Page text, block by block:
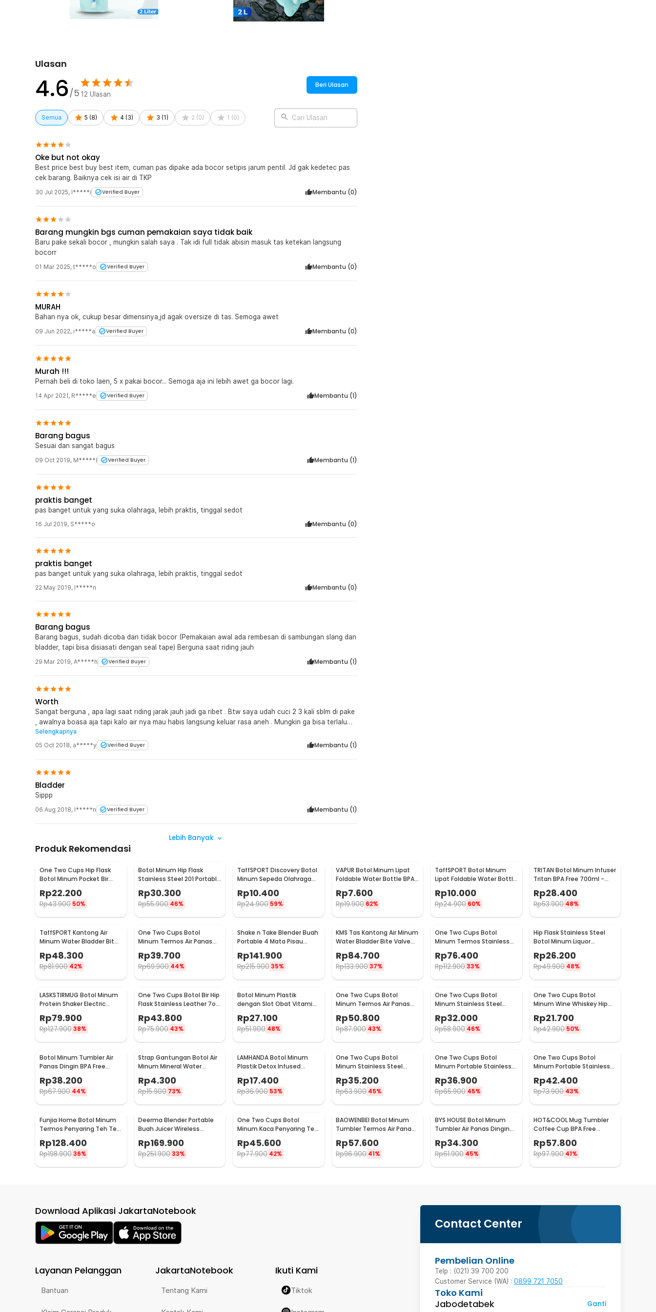
Kelengkapan Produk
Ulasan
4.6/5 12 Ulasan
Beri Ulasan
Semua 5 (8) 4 (3) 3 (1 ) 2 (0) 1 (0) Cari Ulasan
Oke but not okay
Best price best buy best item, cuman pas dipake ada bocor setipis jarum pentil. Jd gak kedetec pas
cek barang. Baiknya cek isi air di TKP
30 Jul 2025, I*****i Verified Buyer Membantu (0)
Barang mungkin bgs cuman pemakaian saya tidak baik
Baru pake sekali bocor , mungkin salah saya . Tak idi full tidak abisin masuk tas ketekan langsung
bocorr
01 Mar 2025, t*****o Verified Buyer Membantu (0)
MURAH
Bahan nya ok, cukup besar dimensinya,jd agak oversize di tas. Semoga awet
09 Jun 2022, i*****a Verified Buyer Membantu (0)
Murah !!!
Pernah beli di toko laen, 5 x pakai bocor... Semoga aja ini lebih awet ga bocor lagi.
14 Apr 2021, R*****e Verified Buyer Membantu (1)
Barang bagus
Sesuai dan sangat bagus
09 Oct 2019, M*****l Verified Buyer Membantu (1)
praktis banget
pas banget untuk yang suka olahraga, lebih praktis, tinggal sedot
16 Jul 2019, S*****o Membantu (0)
praktis banget
pas banget untuk yang suka olahraga, lebih praktis, tinggal sedot
22 May 2019, l*****n Membantu (0)
Barang bagus
Barang bagus, sudah dicoba dan tidak bocor (Pemakaian awal ada rembesan di sambungan slang dan
bladder, tapi bisa disiasati dengan seal tape) Berguna saat riding jauh
29 Mar 2019, A*****h Verified Buyer Membantu (1)
Worth
Sangat berguna , apa lagi saat riding jarak jauh jadi ga ribet . Btw saya udah cuci 2 3 kali sblm di pake
, awalnya boasa aja tapi kalo air nya mau habis langsung keluar rasa aneh . Mungkin ga bisa terlalu
lama juga di dalemnya ..
Selengkapnya
05 Oct 2018, a*****y Verified Buyer Membantu (1)
Bladder
Sippp
06 Aug 2018, I*****n Verified Buyer Membantu (1)
Lebih Banyak
Produk Rekomendasi
One Two Cups Hip Flask
Botol Minum Pocket Bir
Stainless Steel 201 8oz -
MS351
Rp22.200
Rp43.900 50%
Botol Minum Hip Flask
Stainless Steel 201 Portable
Round Shape 150ml - B-5
Rp30.300
Rp55.900 46%
TaffSPORT Discovery Botol
Minum Sepeda Olahraga
HDPE Dust Cover 650ml -
3026
Rp10.400
Rp24.900 59%
VAPUR Botol Minum Lipat
Foldable Water Bottle BPA
Free Karabiner 500ml - V5
Rp7.600
Rp19.900 62%
TaffSPORT Botol Minum
Lipat Foldable Water Bottle
BPA Free 700ml - S29
Rp10.000
Rp24.900 60%
TRITAN Botol Minum Infuser
Tritan BPA Free 700ml -
HS668
Rp28.400
Rp53.900 48%
TaffSPORT Kantong Air
Minum Water Bladder Bit
Valve Hydration Bag 2L -
SD16
Rp48.300
Rp81.900 42%
One Two Cups Botol
Minum Termos Air Panas
Dingin Stainless Steel
260ml - AQW575
Rp39.700
Rp69.900 44%
Shake n Take Blender Buah
Portable 4 Mata Pisau
500ml - VT-04
Rp141.900
Rp215.900 35%
KMS Tas Kantong Air Minum
Water Bladder Bite Valve
Hydration Bag 3L - BL018
Rp84.700
Rp133.90037%
One Two Cups Botol
Minum Termos Stainless
Steel BPA Free 400ml -
K623
Rp76.400
Rp112.900 33%
Hip Flask Stainless Steel
Botol Minum Liquor
Whiskey Vintage 7oz Jack
Daniel - H-7
Rp26.200
Rp49.900 48%
LASKSTIRMUG Botol Minum
Protein Shaker Electric
Bottle BPA Free 480ml -
1505
Rp79.900
Rp127.900 38%
One Two Cups Botol Bir Hip
Flask Stainless Leather 7oz
with Shot Glass
Rp43.800
Rp75.900 43%
Botol Minum Plastik
dengan Slot Obat Vitamin
BPA Free 600ml - 830
Rp27.100
Rp51.900 48%
One Two Cups Botol
Minum Termos Air Panas
Dingin with Cup Head
500ml - SUS304
Rp50.800
Rp87.900 43%
One Two Cups Botol
Minum Stainless Steel
Portable with Carabiner
750ml - GBD
Rp32.000
Rp58.900 46%
One Two Cups Botol
Minum Wine Whiskey Hip
Flask 7oz - F0212
Rp21.700
Rp42.900 50%
Botol Minum Tumbler Air
Panas Dingin BPA Free
Stainless Steel 350ml - HS-
6983
Rp38.200
Rp67.900 44%
Strap Gantungan Botol Air
Minum Mineral Water
Bottle Belt Hanger - 3330
Rp4.300
Rp15.900 73%
LAMHANDA Botol Minum
Plastik Detox Infused
Water Bottle BPA Free 1L -
QWF236
Rp17.400
Rp36.900 53%
One Two Cups Botol
Minum Stainless Steel
Water Bottle 300ml -
YM006
Rp35.200
Rp63.900 45%
One Two Cups Botol
Minum Portable Stainless
Steel 750ml - YM006
Rp36.900
Rp65.900 45%
One Two Cups Botol
Minum Portable Stainless
Steel 500ml - YM006
Rp42.400
Rp73.900 43%
Funjia Home Botol Minum
Termos Penyaring Teh Tea
Infuser 520ml
Rp128.400
Rp198.900 36%
Deerma Blender Portable
Buah Juicer Wireless
1500mAh 400ml - DEM-
NU05
Rp169.900
Rp251.90033%
One Two Cups Botol
Minum Kaca Penyaring Teh
Double Wall 230ml - X9001
Rp45.600
Rp77.900 42%
BAOWENBEI Botol Minum
Tumbler Termos Air Panas
Dingin Stainless 500ml -
A1A0
Rp57.600
Rp96.900 41%
BYS HOUSE Botol Minum
Tumbler Air Panas Dingin
Stainless Steel 380ml -
TY204
Rp34.300
Rp61.900 45%
HOT&COOL Mug Tumbler
Coffee Cup BPA Free
Stainless Steel 350ml -
HC300
Rp57.800
Rp97.900 41%
Contact Center
Pembelian Online
Telp : (021) 39 700 200
Customer Service (WA) : 0899 721 7050
Toko Kami
Jabodetabek
Ganti
Download Aplikasi JakartaNotebook
Layanan Pelanggan
Bantuan
JakartaNotebook
Tentang Kami
Ikuti Kami
Tiktok